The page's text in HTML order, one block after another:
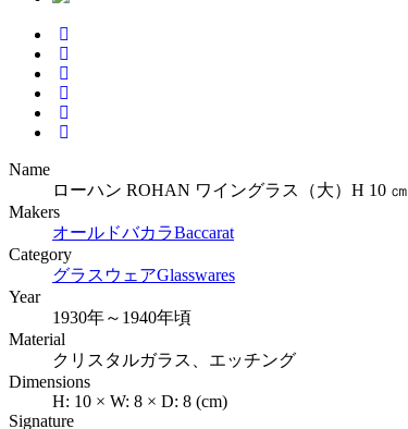
Name
ローハン ROHAN ワイングラス（大）H 10 ㎝
Makers
オールドバカラBaccarat
Category
グラスウェアGlasswares
Year
1930年～1940年頃
Material
クリスタルガラス、エッチング
Dimensions
H: 10 × W: 8 × D: 8 (cm)
Signature